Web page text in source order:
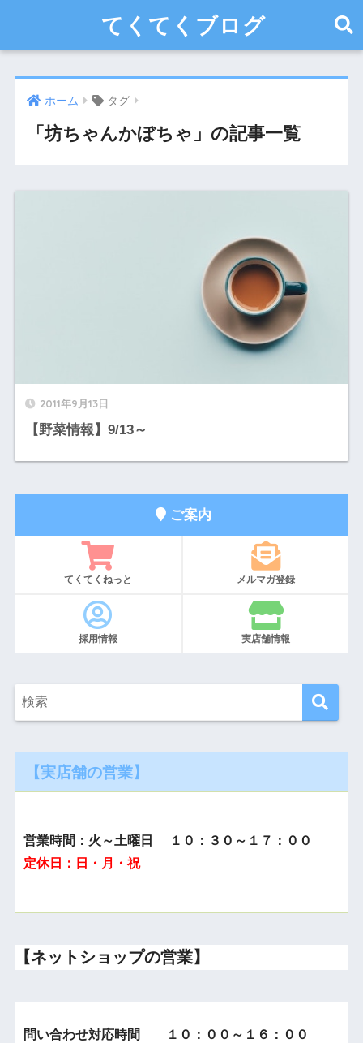
てくてくブログ
ホーム タグ
「坊ちゃんかぼちゃ」の記事一覧
2011年9月13日
【野菜情報】9/13～
ご案内
てくてくねっと メルマガ登録
採用情報 実店舗情報
【実店舗の営業】
営業時間：火～土曜日 １０：３０～１７：００
定休日：日・月・祝
【ネットショップの営業】
問い合わせ対応時間 １０：００～１６：００